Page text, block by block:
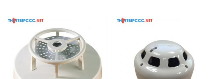
duy trì hiệu suất ổn định và kéo dài thời gian bảo trì.
Lời khuyên khi lắp đặt và vận hành